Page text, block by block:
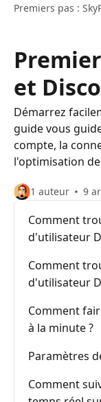
Premiers pas :
et
Démarrez
guide vous
compte, la
l'optimisation
1 auteur 9
Comment
d'utilisateur
Comment
d'utilisateur
Comment
à la minute ?
Paramètres
Comment